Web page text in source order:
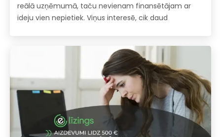
reālā uzņēmumā, taču nevienam finansētājam ar
ideju vien nepietiek. Viņus interesē, cik daud